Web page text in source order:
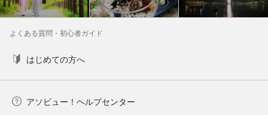
よくある質問・初心者ガイド
はじめての方へ
アソビュー！ヘルプセンター